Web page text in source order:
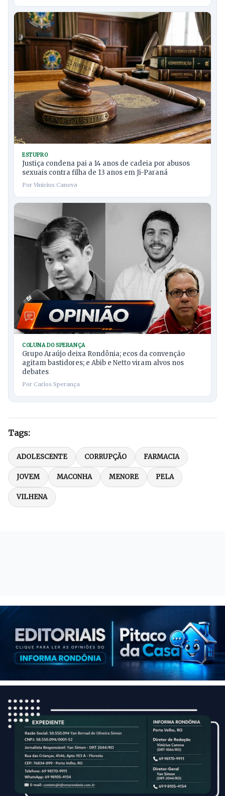
ESTUPRO
Justiça condena pai a 14 anos de cadeia por abusos
sexuais contra filha de 13 anos em Ji-Paraná
Por Vinicius Canova
COLUNA DO SPERANÇA
Grupo Araújo deixa Rondônia; ecos da convenção
agitam bastidores; e Abib e Netto viram alvos nos
debates
Por Carlos Sperança
Tags:
ADOLESCENTE CORRUPÇÃO FARMACIA
JOVEM MACONHA MENORE PELA
VILHENA